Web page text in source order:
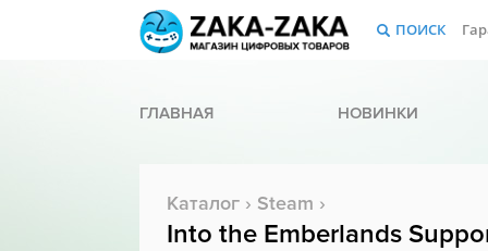
ПОИСК
ГЛАВНАЯ НОВИНКИ
Каталог › Steam ›
Into the Emberlands